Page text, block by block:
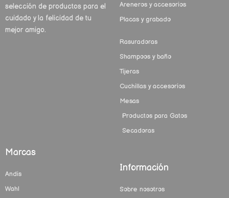
selección de productos para el
cuidado y la felicidad de tu
mejor amigo.
Areneros y accesorios
Placas y grabado
Rasuradoras
Shampoos y baño
Tijeras
Cuchillas y accesorios
Mesas
Productos para Gatos
Secadoras
Marcas
Andis
Wahl
Información
Sobre nosotros